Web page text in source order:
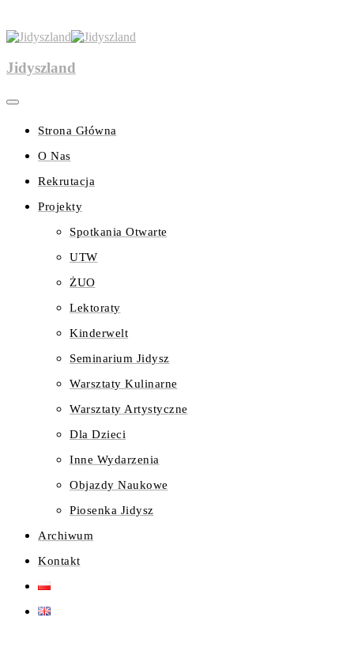
Jidyszland
Strona Główna
O Nas
Rekrutacja
Projekty
Spotkania Otwarte
UTW
ŻUO
Lektoraty
Kinderwelt
Seminarium Jidysz
Warsztaty Kulinarne
Warsztaty Artystyczne
Dla Dzieci
Inne Wydarzenia
Objazdy Naukowe
Piosenka Jidysz
Archiwum
Kontakt